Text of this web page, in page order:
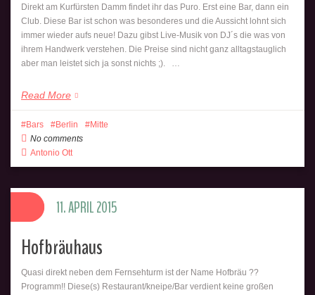
Direkt am Kurfürsten Damm findet ihr das Puro. Erst eine Bar, dann ein
Club. Diese Bar ist schon was besonderes und die Aussicht lohnt sich
immer wieder aufs neue! Dazu gibst Live-Musik von DJ´s die was von
ihrem Handwerk verstehen. Die Preise sind nicht ganz alltagstauglich
aber man leistet sich ja sonst nichts ;). …
Read More
Bars Berlin
Mitte
No comments
Antonio Ott
Hofbräuhaus
Quasi direkt neben dem Fernsehturm ist der Name Hofbräu ??
Programm!! Diese(s) Restaurant/kneipe/Bar verdient keine großen
11. APRIL 2015